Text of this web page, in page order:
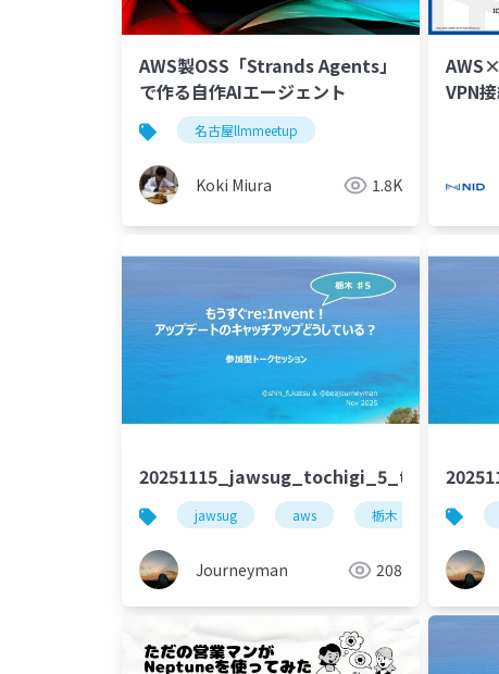
AWS製OSS「Strands Agents」
で作る自作AIエージェント
名古屋llmmeetup
Koki Miura 1.8K
VPN
jawsug aws 栃木 コミュ
Journeyman 208